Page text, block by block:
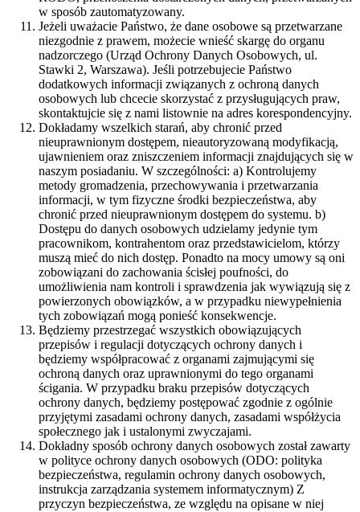
w sposób zautomatyzowany.
Jeżeli uważacie Państwo, że dane osobowe są przetwarzane
niezgodnie z prawem, możecie wnieść skargę do organu
nadzorczego (Urząd Ochrony Danych Osobowych, ul.
Stawki 2, Warszawa). Jeśli potrzebujecie Państwo
dodatkowych informacji związanych z ochroną danych
osobowych lub chcecie skorzystać z przysługujących praw,
skontaktujcie się z nami listownie na adres korespondencyjny.
Dokładamy wszelkich starań, aby chronić przed
nieuprawnionym dostępem, nieautoryzowaną modyfikacją,
ujawnieniem oraz zniszczeniem informacji znajdujących się w
naszym posiadaniu. W szczególności: a) Kontrolujemy
metody gromadzenia, przechowywania i przetwarzania
informacji, w tym fizyczne środki bezpieczeństwa, aby
chronić przed nieuprawnionym dostępem do systemu. b)
Dostępu do danych osobowych udzielamy jedynie tym
pracownikom, kontrahentom oraz przedstawicielom, którzy
muszą mieć do nich dostęp. Ponadto na mocy umowy są oni
zobowiązani do zachowania ścisłej poufności, do
umożliwienia nam kontroli i sprawdzenia jak wywiązują się z
powierzonych obowiązków, a w przypadku niewypełnienia
tych zobowiązań mogą ponieść konsekwencje.
Będziemy przestrzegać wszystkich obowiązujących
przepisów i regulacji dotyczących ochrony danych i
będziemy współpracować z organami zajmującymi się
ochroną danych oraz uprawnionymi do tego organami
ścigania. W przypadku braku przepisów dotyczących
ochrony danych, będziemy postępować zgodnie z ogólnie
przyjętymi zasadami ochrony danych, zasadami współżycia
społecznego jak i ustalonymi zwyczajami.
Dokładny sposób ochrony danych osobowych został zawarty
w polityce ochrony danych osobowych (ODO: polityka
bezpieczeństwa, regulamin ochrony danych osobowych,
instrukcja zarządzania systemem informatycznym) Z
przyczyn bezpieczeństwa, ze względu na opisane w niej